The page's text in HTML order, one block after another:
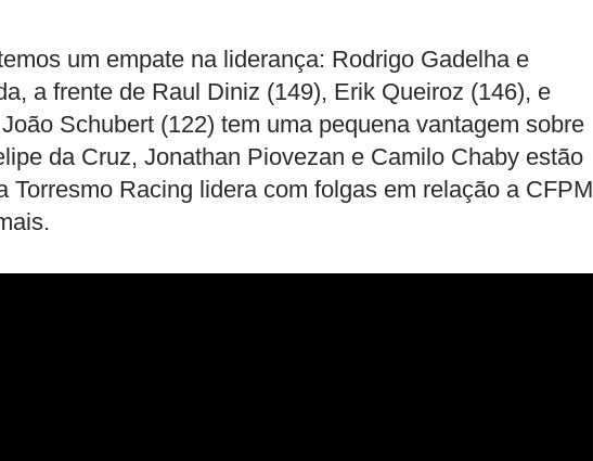
um empate na liderança: Rodrigo Gadelha e
a frente de Raul Diniz (149), Erik Queiroz (146), e
Schubert (122) tem uma pequena vantagem sobre
da Cruz, Jonathan Piovezan e Camilo Chaby estão
Torresmo Racing lidera com folgas em relação a CFPM